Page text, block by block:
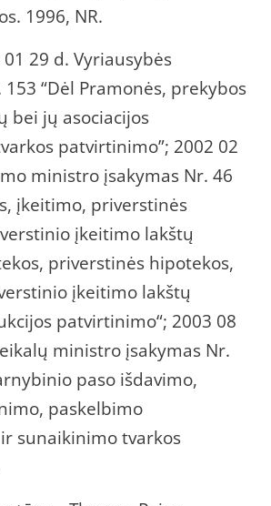
1996, NR.
01 29 d. Vyriausybės
“Dėl Pramonės, prekybos
bei jų asociacijos
patvirtinimo”; 2002 02
ministro įsakymas Nr. 46
įkeitimo, priverstinės
įkeitimo lakštų
priverstinės hipotekos,
įkeitimo lakštų
patvirtinimo“; 2003 08
ministro įsakymas Nr.
paso išdavimo,
paskelbimo
sunaikinimo tvarkos